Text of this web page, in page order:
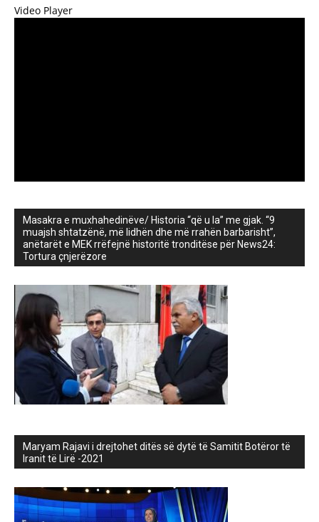
Video Player
Masakra e muxhahedinëve/ Historia “që u la” me gjak. “9
muajsh shtatzënë, më lidhën dhe më rrahën barbarisht”,
anëtarët e MEK rrëfejnë historitë tronditëse për News24:
Tortura çnjerëzore
Maryam Rajavi i drejtohet ditës së dytë të Samitit Botëror të
Iranit të Lirë -2021